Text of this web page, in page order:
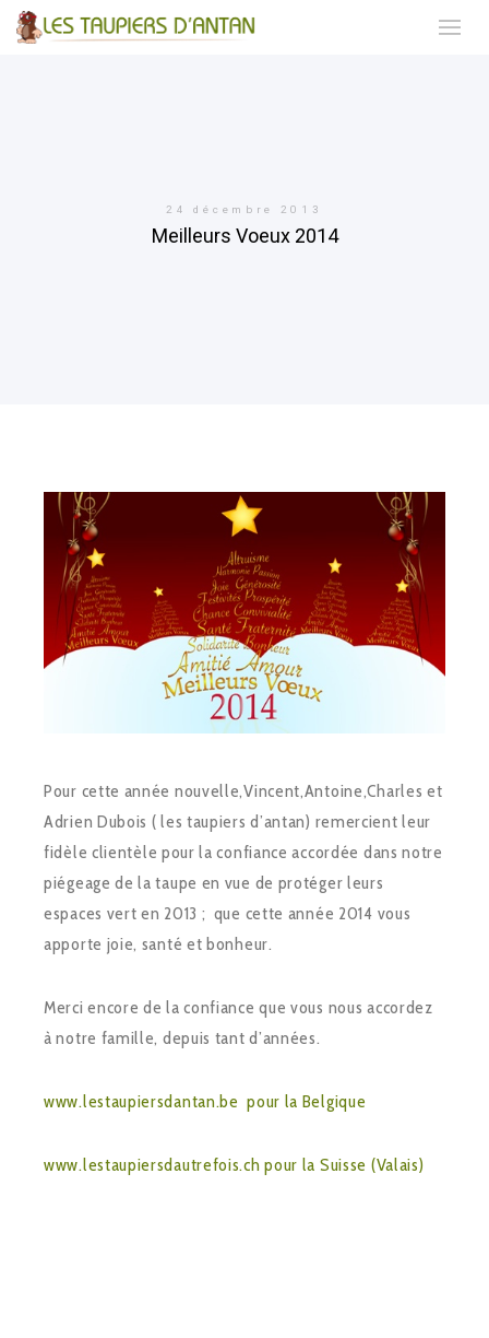
24 décembre 2013
Meilleurs Voeux 2014
Pour cette année nouvelle,Vincent,Antoine,Charles et
Adrien Dubois ( les taupiers d’antan) remercient leur
fidèle clientèle pour la confiance accordée dans notre
piégeage de la taupe en vue de protéger leurs
espaces vert en 2013 ; que cette année 2014 vous
apporte joie, santé et bonheur.
Merci encore de la confiance que vous nous accordez
à notre famille, depuis tant d’années.
www.lestaupiersdantan.be pour la Belgique
www.lestaupiersdautrefois.ch pour la Suisse (Valais)